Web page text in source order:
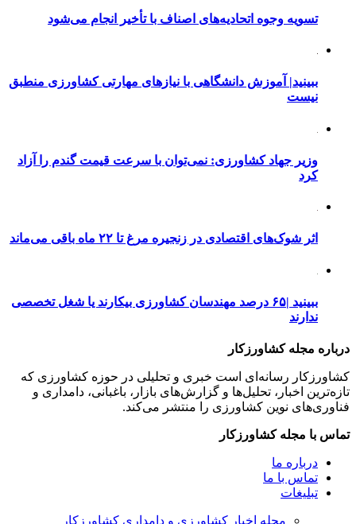
تسویه وجوه اتحادیه‌های اصناف با تأخیر انجام می‌شود
ببینید| آموزش دانشگاهی با نیازهای مهارتی کشاورزی منطبق
نیست
وزیر جهاد کشاورزی: نمی‌توان با سرعت قیمت گندم را آزاد
کرد
اثر شوک‌های اقتصادی در زنجیره مرغ تا ۲۲ ماه باقی می‌ماند
ببینید |۶۵ درصد مهندسان کشاورزی بیکارند یا شغل تخصصی
ندارند
درباره مجله کشاورزکار
کشاورزکار رسانه‌ای است خبری و تحلیلی در حوزه کشاورزی که
تازه‌ترین اخبار، تحلیل‌ها و گزارش‌های بازار، باغبانی، دامداری و
فناوری‌های نوین کشاورزی را منتشر می‌کند.
تماس با مجله کشاورزکار
درباره ما
تماس با ما
تبلیغات
مجله اخبار کشاورزی و دامداری کشاورزکار